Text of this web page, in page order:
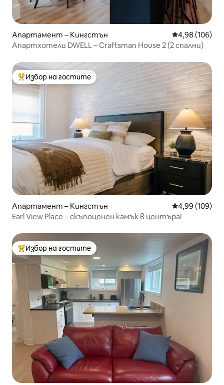
Апартамент – Кингстън Средна
4,98 (106)
Апартхотели DWELL – Craftsman House 2 (2 спални)
Най-популярен избор на гостите
Избор на гостите
Апартамент – Кингстън Средна
4,99 (109)
Earl View Place – скъпоценен камък в центъра!
Най-популярен избор на гостите
Избор на гостите